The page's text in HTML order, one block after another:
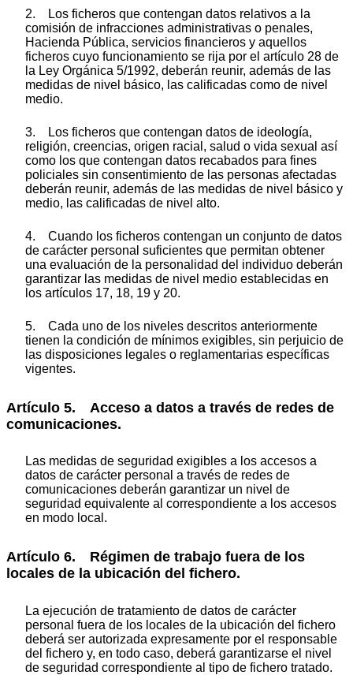
2. Los ficheros que contengan datos relativos a la
comisión de infracciones administrativas o penales,
Hacienda Pública, servicios financieros y aquellos
ficheros cuyo funcionamiento se rija por el artículo 28 de
la Ley Orgánica 5/1992, deberán reunir, además de las
medidas de nivel básico, las calificadas como de nivel
medio.
3. Los ficheros que contengan datos de ideología,
religión, creencias, origen racial, salud o vida sexual así
como los que contengan datos recabados para fines
policiales sin consentimiento de las personas afectadas
deberán reunir, además de las medidas de nivel básico y
medio, las calificadas de nivel alto.
4. Cuando los ficheros contengan un conjunto de datos
de carácter personal suficientes que permitan obtener
una evaluación de la personalidad del individuo deberán
garantizar las medidas de nivel medio establecidas en
los artículos 17, 18, 19 y 20.
5. Cada uno de los niveles descritos anteriormente
tienen la condición de mínimos exigibles, sin perjuicio de
las disposiciones legales o reglamentarias específicas
vigentes.
Artículo 5. Acceso a datos a través de redes de
comunicaciones.
Las medidas de seguridad exigibles a los accesos a
datos de carácter personal a través de redes de
comunicaciones deberán garantizar un nivel de
seguridad equivalente al correspondiente a los accesos
en modo local.
Artículo 6. Régimen de trabajo fuera de los
locales de la ubicación del fichero.
La ejecución de tratamiento de datos de carácter
personal fuera de los locales de la ubicación del fichero
deberá ser autorizada expresamente por el responsable
del fichero y, en todo caso, deberá garantizarse el nivel
de seguridad correspondiente al tipo de fichero tratado.